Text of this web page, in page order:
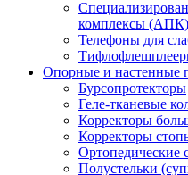
комплексы (АПК)
Телефоны для
Опорные и настенные
Бурсопротекторы
Геле-тканевые
Корректоры
Корректоры
Ортопедические
Полустельки